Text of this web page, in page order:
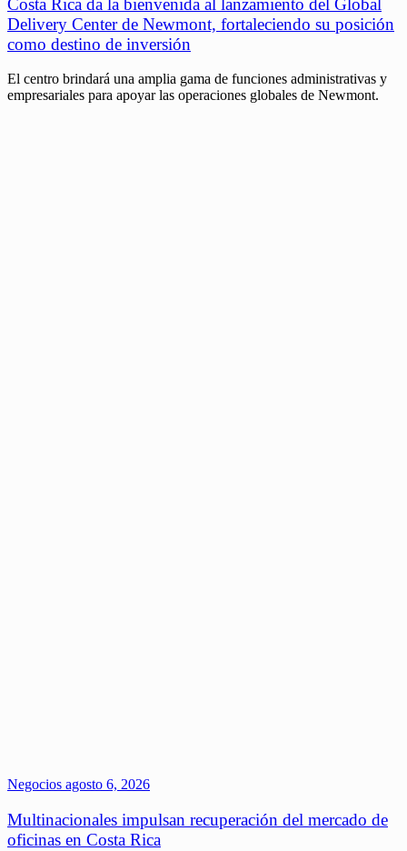
Delivery Center de Newmont, fortaleciendo su posición
como destino de inversión
El centro brindará una amplia gama de funciones administrativas y
empresariales para apoyar las operaciones globales de Newmont.
Negocios agosto 6, 2026
Multinacionales impulsan recuperación del mercado de
oficinas en Costa Rica